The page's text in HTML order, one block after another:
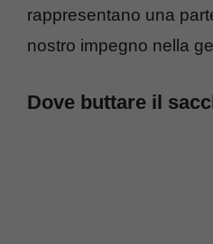
rappresentano una
nostro impegno nella
Dove buttare il